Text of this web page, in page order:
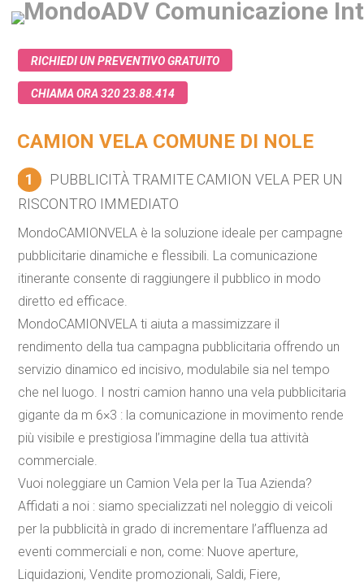
RICHIEDI UN PREVENTIVO GRATUITO
CHIAMA ORA 320 23.88.414
CAMION VELA COMUNE DI NOLE
1
PUBBLICITÀ TRAMITE CAMION VELA PER UN
RISCONTRO IMMEDIATO
MondoCAMIONVELA è la soluzione ideale per campagne
pubblicitarie dinamiche e flessibili. La comunicazione
itinerante consente di raggiungere il pubblico in modo
diretto ed efficace.
MondoCAMIONVELA ti aiuta a massimizzare il
rendimento della tua campagna pubblicitaria offrendo un
servizio dinamico ed incisivo, modulabile sia nel tempo
che nel luogo. I nostri camion hanno una vela pubblicitaria
gigante da m 6×3 : la comunicazione in movimento rende
più visibile e prestigiosa l’immagine della tua attività
commerciale.
Vuoi noleggiare un Camion Vela per la Tua Azienda?
Affidati a noi : siamo specializzati nel noleggio di veicoli
per la pubblicità in grado di incrementare l’affluenza ad
eventi commerciali e non, come: Nuove aperture,
Liquidazioni, Vendite promozionali, Saldi, Fiere,